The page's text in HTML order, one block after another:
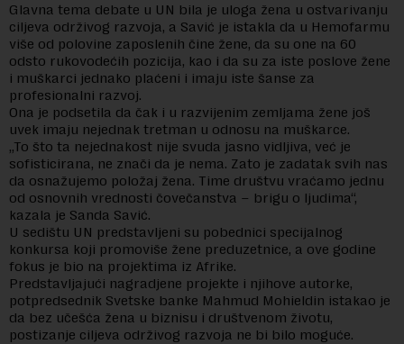
Glavna tema debate u UN bila je uloga žena u ostvarivanju
ciljeva održivog razvoja, a Savić je istakla da u Hemofarmu
više od polovine zaposlenih čine žene, da su one na 60
odsto rukovodećih pozicija, kao i da su za iste poslove žene
i muškarci jednako plaćeni i imaju iste šanse za
profesionalni razvoj.
Ona je podsetila da čak i u razvijenim zemljama žene još
uvek imaju nejednak tretman u odnosu na muškarce.
„To što ta nejednakost nije svuda jasno vidljiva, već je
sofisticirana, ne znači da je nema. Zato je zadatak svih nas
da osnažujemo položaj žena. Time društvu vraćamo jednu
od osnovnih vrednosti čovečanstva – brigu o ljudima“,
kazala je Sanda Savić.
U sedištu UN predstavljeni su pobednici specijalnog
konkursa koji promoviše žene preduzetnice, a ove godine
fokus je bio na projektima iz Afrike.
Predstavljajući nagradjene projekte i njihove autorke,
potpredsednik Svetske banke Mahmud Mohieldin istakao je
da bez učešća žena u biznisu i društvenom životu,
postizanje ciljeva održivog razvoja ne bi bilo moguće.